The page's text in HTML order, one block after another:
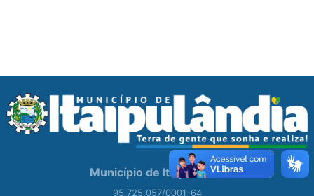
Município de Itaipulândia
95.725.057/0001-64